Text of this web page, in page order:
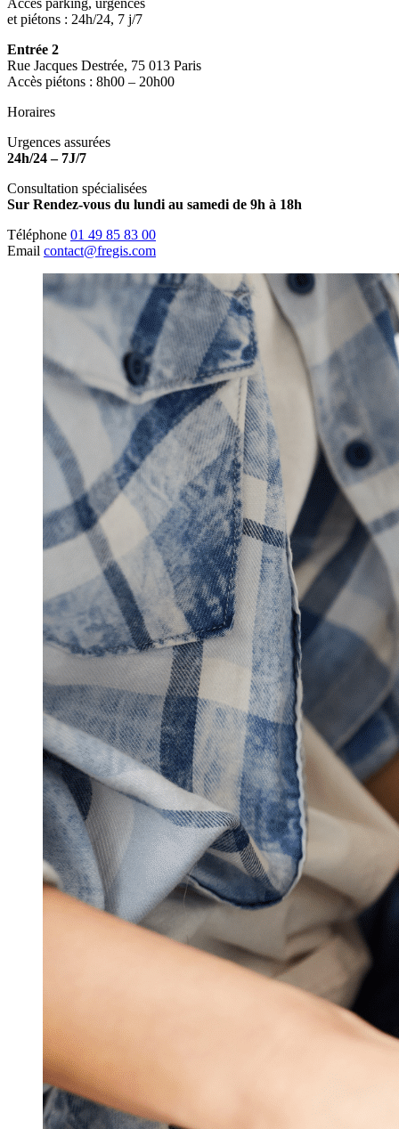
et piétons : 24h/24, 7 j/7
Entrée 2
Rue Jacques Destrée, 75 013 Paris
Accès piétons : 8h00 – 20h00
Horaires
Urgences assurées
24h/24 – 7J/7
Consultation spécialisées
Sur Rendez-vous du lundi au samedi de 9h à 18h
Téléphone 01 49 85 83 00
Email contact@fregis.com